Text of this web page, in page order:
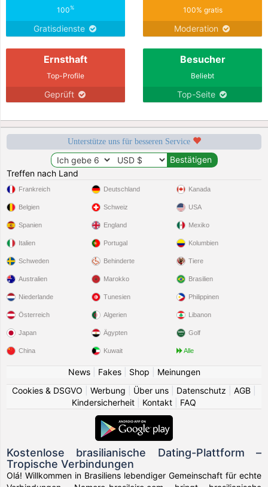
100%
Gratisdienste
100% gratis
Moderation
Ernsthaft
Top-Profile
Geprüft
Besucher
Beliebt
Top-Seite
Unterstütze uns für besseren Service
Treffen nach Land
Frankreich
Belgien
Spanien
Italien
Schweden
Deutschland
Schweiz
England
Portugal
Behinderte
Kanada
USA
Mexiko
Kolumbien
Tiere
Australien
Niederlande
Österreich
Japan
China
Marokko
Tunesien
Algerien
Ägypten
Kuwait
Brasilien
Philippinen
Libanon
Golf
Alle
News| Fakes| Shop
Meinungen
Cookies & DSGVO
Werbung Über uns Datenschutz AGB
Kindersicherheit
Kontakt FAQ
Kostenlose brasilianische Dating-Plattform –
Tropische Verbindungen
Olá! Willkommen in Brasiliens lebendiger Gemeinschaft für echte